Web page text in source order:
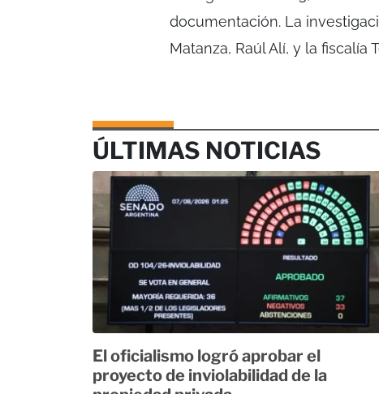
documentación. La
Matanza, Raúl Alí, y la
ÚLTIMAS NOTICIAS
El oficialismo logró aprobar el
proyecto de inviolabilidad de la